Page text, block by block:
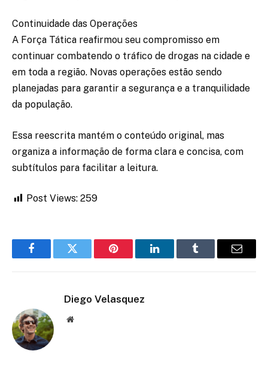
Continuidade das Operações
A Força Tática reafirmou seu compromisso em
continuar combatendo o tráfico de drogas na cidade e
em toda a região. Novas operações estão sendo
planejadas para garantir a segurança e a tranquilidade
da população.
Essa reescrita mantém o conteúdo original, mas
organiza a informação de forma clara e concisa, com
subtítulos para facilitar a leitura.
Post Views: 259
FacebookTwitter Pinterest LinkedInTumblr Email
Diego Velasquez
Website